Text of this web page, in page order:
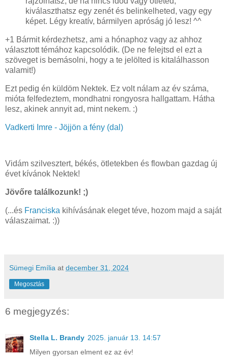
kiválaszthatsz egy zenét és belinkelheted, vagy egy
képet. Légy kreatív, bármilyen apróság jó lesz! ^^
+1 Bármit kérdezhetsz, ami a hónaphoz vagy az ahhoz
választott témához kapcsolódik. (De ne felejtsd el ezt a
szöveget is bemásolni, hogy a te jelölted is kitalálhasson
valamit!)
Ezt pedig én küldöm Nektek. Ez volt nálam az év száma,
mióta felfedeztem, mondhatni rongyosra hallgattam. Hátha
lesz, akinek annyit ad, mint nekem. :)
Vadkerti Imre - Jöjjön a fény (dal)
Vidám szilvesztert, békés, ötletekben és flowban gazdag új
évet kívánok Nektek!
Jövőre találkozunk! ;)
(...és Franciska kihívásának eleget téve, hozom majd a saját
válaszaimat. :))
Sümegi Emília at december 31, 2024
Megosztás
6 megjegyzés:
Stella L. Brandy 2025. január 13. 14:57
Milyen gyorsan elment ez az év!